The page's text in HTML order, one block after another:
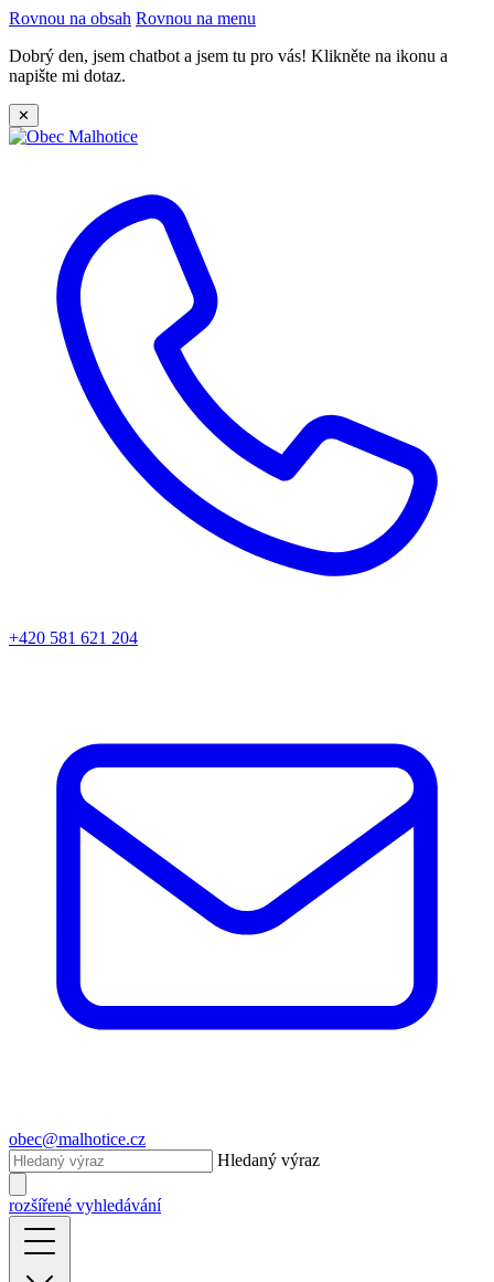
Rovnou na obsah Rovnou na menu
Dobrý den, jsem chatbot a jsem tu pro vás! Klikněte na ikonu a
napište mi dotaz.
✕
+420 581 621 204
obec@malhotice.cz
Hledaný výraz
rozšířené vyhledávání